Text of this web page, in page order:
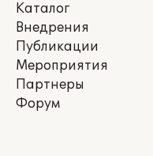
Каталог
Внедрения
Публикации
Мероприятия
Партнеры
Форум